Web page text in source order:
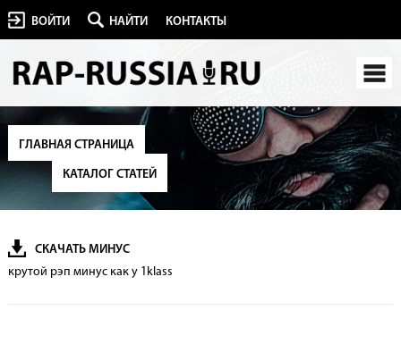
ВОЙТИ НАЙТИ КОНТАКТЫ
ГЛАВНАЯ СТРАНИЦА
КАТАЛОГ СТАТЕЙ
СКАЧАТЬ МИНУС
крутой рэп минус как у 1klass